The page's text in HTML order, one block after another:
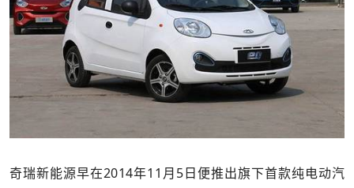
奇瑞新能源早在2014年11月5日便推出旗下首款纯电动汽